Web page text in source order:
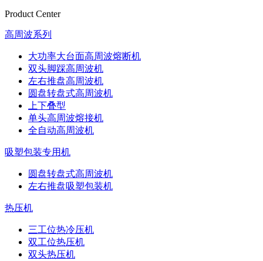
Product Center
高周波系列
大功率大台面高周波熔断机
双头脚踩高周波机
左右推盘高周波机
圆盘转盘式高周波机
上下叠型
单头高周波熔接机
全自动高周波机
吸塑包装专用机
圆盘转盘式高周波机
左右推盘吸塑包装机
热压机
三工位热冷压机
双工位热压机
双头热压机